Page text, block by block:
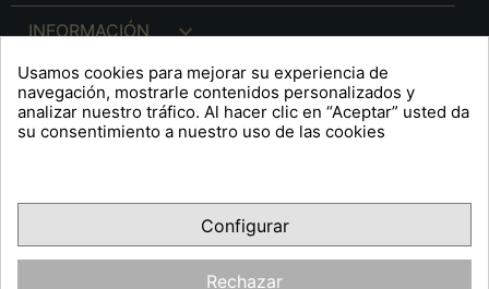
INFORMACIÓN 
INFO. LEGAL 
FacebookYouTubePinterest
OPINIONES CLIENTES
Usamos cookies para mejorar su experiencia de
navegación, mostrarle contenidos personalizados y
analizar nuestro tráfico. Al hacer clic en “Aceptar” usted da
su consentimiento a nuestro uso de las cookies
Configurar
Rechazar